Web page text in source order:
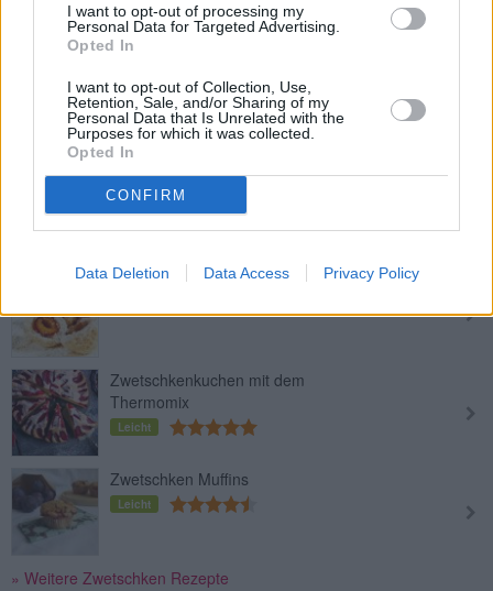
I want to opt-out of processing my
Personal Data for Targeted Advertising.
Opted In
I want to opt-out of Collection, Use,
Retention, Sale, and/or Sharing of my
Personal Data that Is Unrelated with the
Purposes for which it was collected.
Opted In
CONFIRM
Data Deletion Data Access Privacy Policy
Leicht
Zwetschkenkompott
Leicht
Waffeln mit Zwetschkenmus
Zwetschgenknödel mit Kartoffelteig
Zwetschkenkuchen mit dem
Thermomix
Leicht
Zwetschken Muffins
Leicht
» Weitere Zwetschken Rezepte